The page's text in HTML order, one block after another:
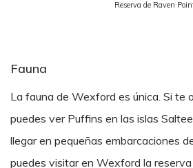
Reserva de Raven
Fauna
La fauna de Wexford es única. Si te
puedes ver Puffins en las islas
llegar en pequeñas embarcaciones
puedes visitar en Wexford la